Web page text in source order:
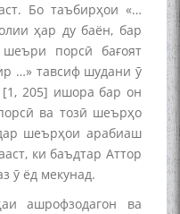
Бо таъбирҳои «…
ҳар ду баён, бар
порсӣ бағоят
…» тавсиф шудани ӯ
205] ишора бар он
ва тозӣ шеърҳо
шеърҳои арабиаш
ки баъдтар Аттор
ӯ ёд мекунад.
ашрофзодагон ва